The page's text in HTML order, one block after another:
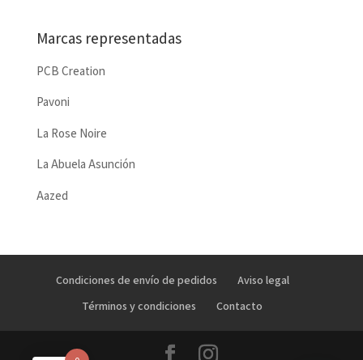
Marcas representadas
PCB Creation
Pavoni
La Rose Noire
La Abuela Asunción
Aazed
Condiciones de envío de pedidos
Aviso legal
Términos y condiciones
Contacto